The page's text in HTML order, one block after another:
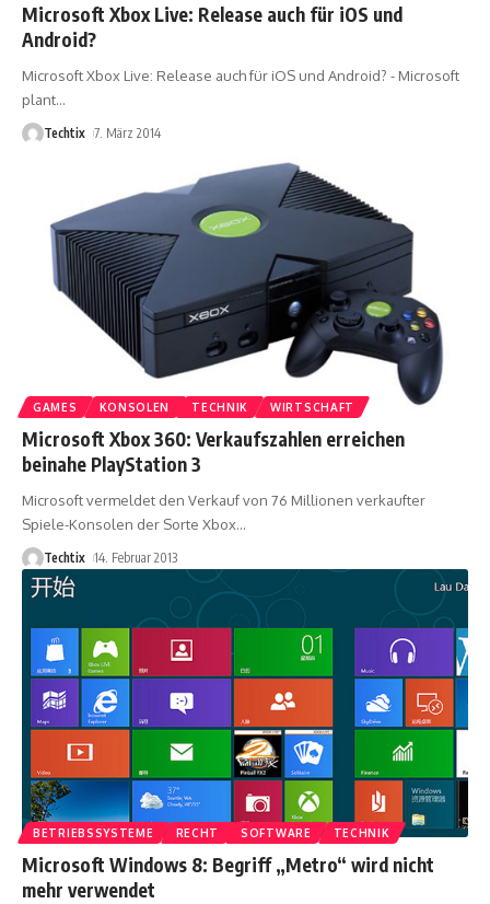
Microsoft Xbox Live: Release auch für iOS und
Android?
Microsoft Xbox Live: Release auch für iOS und Android? - Microsoft
plant…
Techtix 7. März 2014
GAMES KONSOLEN TECHNIK WIRTSCHAFT
Microsoft Xbox 360: Verkaufszahlen erreichen
beinahe PlayStation 3
Microsoft vermeldet den Verkauf von 76 Millionen verkaufter
Spiele-Konsolen der Sorte Xbox…
Techtix 14. Februar 2013
BETRIEBSSYSTEME RECHT SOFTWARE TECHNIK
Microsoft Windows 8: Begriff „Metro“ wird nicht
mehr verwendet